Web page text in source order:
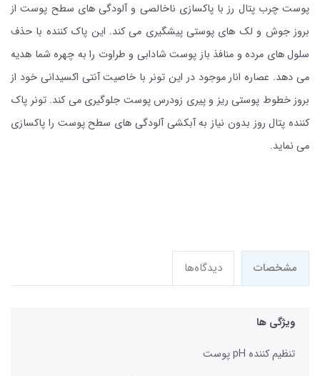
پوست چرب پتال رز با پاکسازی ناخالصی و آلودگی های سطح پوست از
بروز جوش و لک های پوستی پیشگیری می کند. این پاک کننده با حذف
سلول های مرده و منافذ باز پوست شادابی و طراوت را به چهره شما هدیه
می دهد. عصاره انار موجود در این تونر با خاصیت آنتی اکسیدانی خود از
بروز خطوط پوستی ریز و پیری زودرس پوست جلوگیری می کند. تونر پاک
کننده پتال روز بدون نیاز به آبکشی آلودگی های سطح پوست را پاکسازی
می نماید.
مشخصات دیدگاه‌ها
ویژگی ها
تنظیم کننده pH پوست